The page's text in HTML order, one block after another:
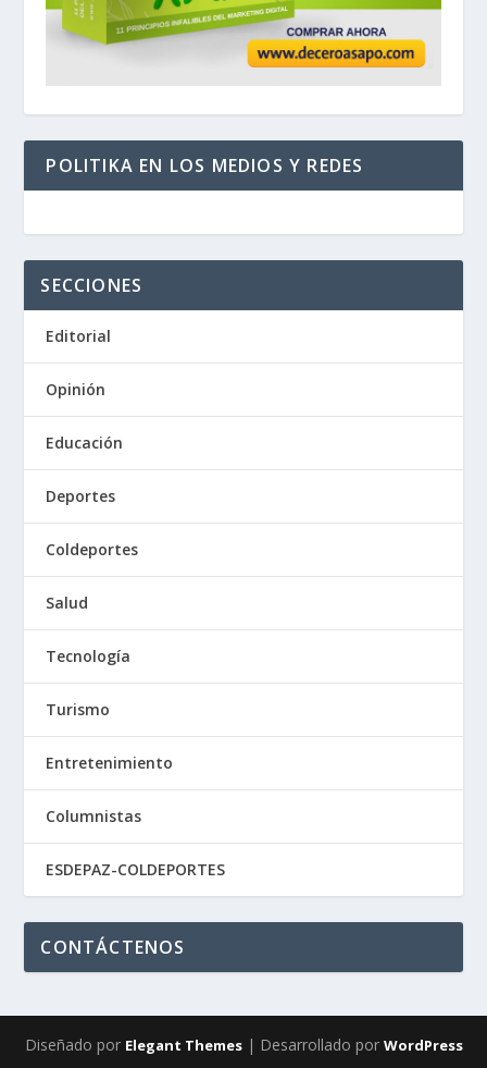
POLITIKA EN LOS MEDIOS Y REDES
SECCIONES
Editorial
Opinión
Educación
Deportes
Coldeportes
Salud
Tecnología
Turismo
Entretenimiento
Columnistas
ESDEPAZ-COLDEPORTES
CONTÁCTENOS
Diseñado por Elegant Themes| Desarrollado por WordPress